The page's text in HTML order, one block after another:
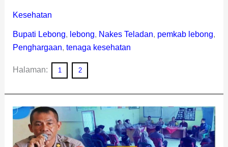
Kesehatan
Bupati Lebong, lebong, Nakes Teladan, pemkab lebong,
Penghargaan, tenaga kesehatan
Halaman: 1 2
8
Inovasi
Ini